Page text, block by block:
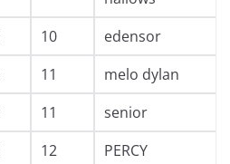
10
edensor
11
melo dylan
11
senior
12
PERCY